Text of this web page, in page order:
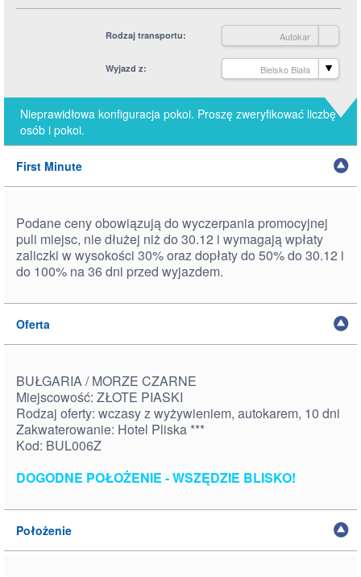
Rodzaj transportu Autokar
Wyjazd z Bielsko Biała
Nieprawidłowa konfiguracja pokoi. Proszę zweryfikować liczbę
osób i pokoi.
First Minute
Podane ceny obowiązują do wyczerpania promocyjnej
puli miejsc, nie dłużej niż do 30.12 i wymagają wpłaty
zaliczki w wysokości 30% oraz dopłaty do 50% do 30.12 i
do 100% na 36 dni przed wyjazdem.
Oferta
BUŁGARIA / MORZE CZARNE
Miejscowość: ZŁOTE PIASKI
Rodzaj oferty: wczasy z wyżywieniem, autokarem, 10 dni
Zakwaterowanie: Hotel Pliska ***
Kod: BUL006Z
DOGODNE POŁOŻENIE - WSZĘDZIE BLISKO!
Położenie